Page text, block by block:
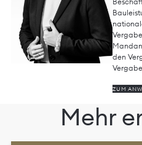
den
ZUM
Mehr